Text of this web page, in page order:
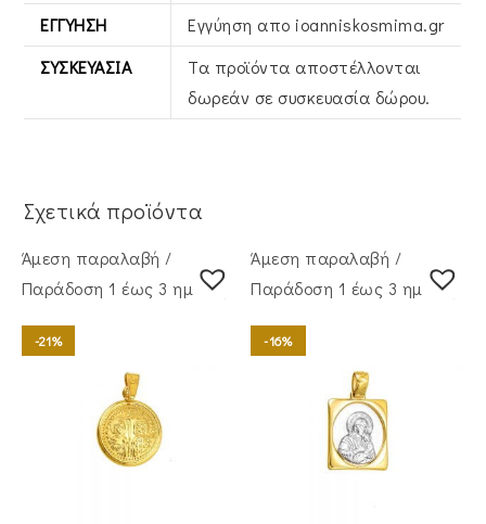
ΕΓΓΎΗΣΗ
Εγγύηση απο ioanniskosmima.gr
ΣΥΣΚΕΥΑΣΊΑ
Τα προϊόντα αποστέλλονται
δωρεάν σε συσκευασία δώρου.
Σχετικά προϊόντα
Άμεση παραλαβή /
Παράδoση 1 έως 3 ημέρες
-21%
Άμεση παραλαβή /
Παράδoση 1 έως 3 ημέρες
-16%